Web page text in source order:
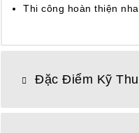
Thi công hoàn thiện
Đặc Điểm Kỹ